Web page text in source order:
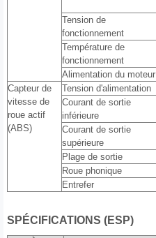
Tension de
fonctionnement
Température de
fonctionnement
Alimentation du moteur
Capteur de
vitesse de
roue actif
(ABS)
Tension d'alimentation
Courant de sortie
inférieure
Courant de sortie
supérieure
Plage de sortie
Roue phonique
Entrefer
SPÉCIFICATIONS (ESP)